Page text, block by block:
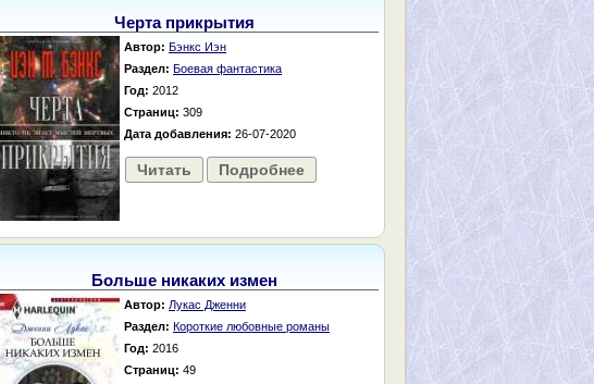
Черта прикрытия
Автор: Бэнкс Иэн
Раздел: Боевая фантастика
Год: 2012
Страниц: 309
Дата добавления: 26-07-2020
Читать Подробнее
Больше никаких измен
Автор: Лукас Дженни
Раздел: Короткие любовные романы
Год: 2016
Страниц: 49